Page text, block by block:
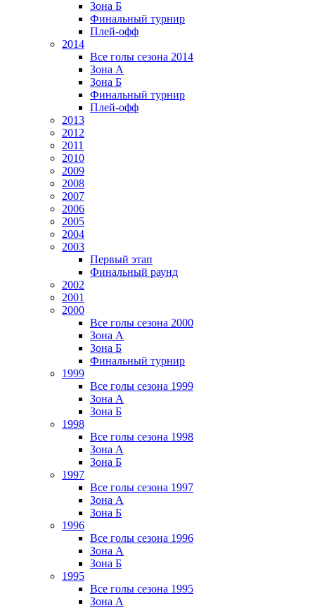
Зона Б
Финальный турнир
Плей-офф
2014
Все голы сезона 2014
Зона А
Зона Б
Финальный турнир
Плей-офф
2013
2012
2011
2010
2009
2008
2007
2006
2005
2004
2003
Первый этап
Финальный раунд
2002
2001
2000
Все голы сезона 2000
Зона А
Зона Б
Финальный турнир
1999
Все голы сезона 1999
Зона А
Зона Б
1998
Все голы сезона 1998
Зона А
Зона Б
1997
Все голы сезона 1997
Зона А
Зона Б
1996
Все голы сезона 1996
Зона А
Зона Б
1995
Все голы сезона 1995
Зона А